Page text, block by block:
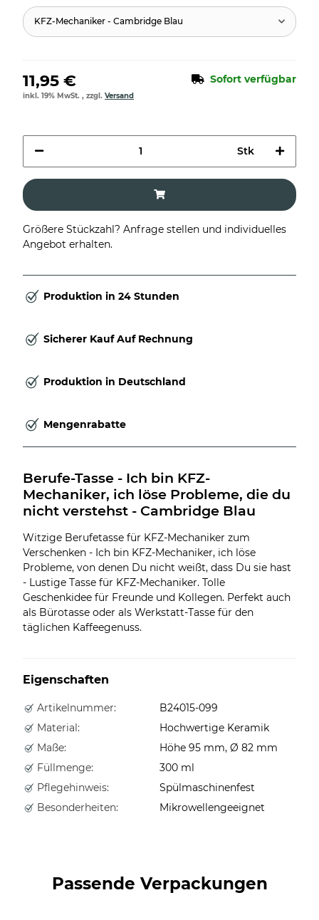
KFZ-Mechaniker - Cambridge Blau
11,95 € Sofort verfügbar
inkl. 19% MwSt. , zzgl. Versand
Stk
Größere Stückzahl? Anfrage stellen und individuelles
Angebot erhalten.
Produktion in 24 Stunden
Sicherer Kauf Auf Rechnung
Produktion in Deutschland
Mengenrabatte
Berufe-Tasse - Ich bin KFZ-
Mechaniker, ich löse Probleme, die du
nicht verstehst - Cambridge Blau
Witzige Berufetasse für KFZ-Mechaniker zum
Verschenken - Ich bin KFZ-Mechaniker, ich löse
Probleme, von denen Du nicht weißt, dass Du sie hast
- Lustige Tasse für KFZ-Mechaniker. Tolle
Geschenkidee für Freunde und Kollegen. Perfekt auch
als Bürotasse oder als Werkstatt-Tasse für den
täglichen Kaffeegenuss.
Eigenschaften
Artikelnummer:
B24015-099
Material:
Hochwertige Keramik
Maße:
Höhe 95 mm, Ø 82 mm
Füllmenge:
300 ml
Pflegehinweis:
Spülmaschinenfest
Besonderheiten:
Mikrowellengeeignet
Passende Verpackungen